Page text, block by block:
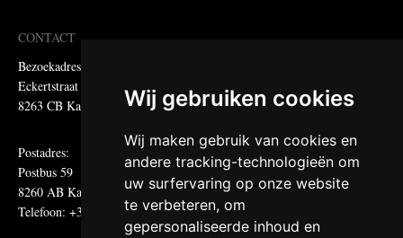
Wij gebruiken cookies
Wij maken gebruik van cookies en
andere tracking-technologieën om
uw surfervaring op onze website
te verbeteren, om
gepersonaliseerde inhoud en
CONTACT
Bezoekadres:
Eckertstraat 75
8263 CB Kampen
Postadres:
Postbus 59
8260 AB Kampen
Telefoon: +31 (0)38 331 81 81